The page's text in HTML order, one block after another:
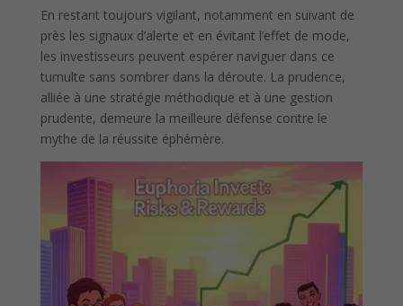
En restant toujours vigilant, notamment en suivant de
près les signaux d’alerte et en évitant l’effet de mode,
les investisseurs peuvent espérer naviguer dans ce
tumulte sans sombrer dans la déroute. La prudence,
alliée à une stratégie méthodique et à une gestion
prudente, demeure la meilleure défense contre le
mythe de la réussite éphémère.